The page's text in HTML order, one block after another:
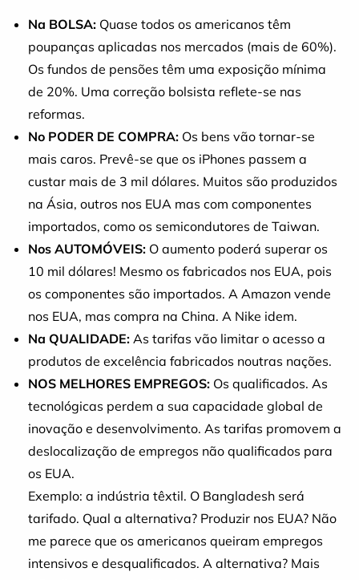
Na BOLSA: Quase todos os americanos têm
poupanças aplicadas nos mercados (mais de 60%).
Os fundos de pensões têm uma exposição mínima
de 20%. Uma correção bolsista reflete-se nas
reformas.
No PODER DE COMPRA: Os bens vão tornar-se
mais caros. Prevê-se que os iPhones passem a
custar mais de 3 mil dólares. Muitos são produzidos
na Ásia, outros nos EUA mas com componentes
importados, como os semicondutores de Taiwan.
Nos AUTOMÓVEIS: O aumento poderá superar os
10 mil dólares! Mesmo os fabricados nos EUA, pois
os componentes são importados. A Amazon vende
nos EUA, mas compra na China. A Nike idem.
Na QUALIDADE: As tarifas vão limitar o acesso a
produtos de excelência fabricados noutras nações.
NOS MELHORES EMPREGOS: Os qualificados. As
tecnológicas perdem a sua capacidade global de
inovação e desenvolvimento. As tarifas promovem a
deslocalização de empregos não qualificados para
os EUA.
Exemplo: a indústria têxtil. O Bangladesh será
tarifado. Qual a alternativa? Produzir nos EUA? Não
me parece que os americanos queiram empregos
intensivos e desqualificados. A alternativa? Mais